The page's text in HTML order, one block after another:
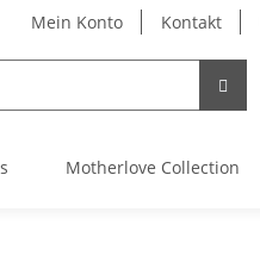
Mein Konto Kontakt
Motherlove Collection